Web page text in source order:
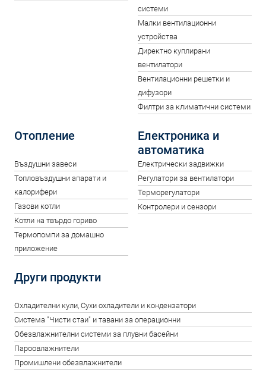
системи
Малки вентилационни
устройства
Директно куплирани
вентилатори
Вентилационни решетки и
дифузори
Филтри за климатични системи
Отопление
Въздушни завеси
Топловъздушни апарати и
калорифери
Газови котли
Котли на твърдо гориво
Термопомпи за домашно
приложение
Електроника и
автоматика
Електрически задвижки
Регулатори за вентилатори
Терморегулатори
Контролери и сензори
Други продукти
Oхладителни кули, Сухи охладители и кондензатори
Система "Чисти стаи" и тавани за операционни
Обезвлажнителни системи за плувни басейни
Пароовлажнители
Промишлени обезвлажнители